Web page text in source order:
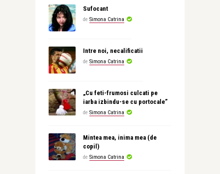
Sufocant
de Simona Catrina
Intre noi, necalificatii
de Simona Catrina
„Cu feti-frumosi culcati pe
iarba izbindu-se cu portocale”
de Simona Catrina
Mintea mea, inima mea (de
copil)
de Simona Catrina